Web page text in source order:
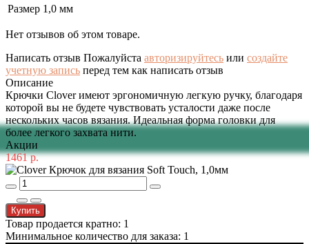
Размер 1,0 мм
Нет отзывов об этом товаре.
Написать отзыв Пожалуйста авторизируйтесь или создайте
учетную запись перед тем как написать отзыв
Описание
Крючки Clover имеют эргономичную легкую ручку, благодаря
которой вы не будете чувствовать усталости даже после
нескольких часов вязания. Идеальная форма головки для
более легкого захвата нити.
Акции
1461 р.
Купить
Товар продается кратно: 1
Минимальное количество для заказа: 1